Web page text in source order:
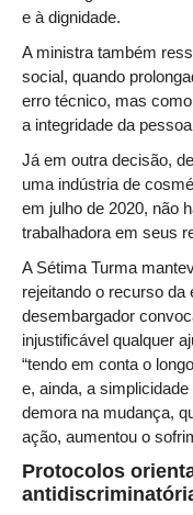
Calendário das
Calendário da
Certidões
Contas abertas
Diários
e-Doc
Espaço do
Guias de
Leilão Público
Mapa do site
META 9 do CNJ
Pauta Digital
PJE
e à dignidade.
A ministra também
social, quando
erro técnico, mas
a integridade da
Já em outra decisão,
uma indústria de
em julho de 2020, não
trabalhadora em seus
A Sétima Turma
rejeitando o recurso da
desembargador
injustificável qualquer
“tendo em conta o
e, ainda, a
demora na mudança,
ação, aumentou o
Protocolos